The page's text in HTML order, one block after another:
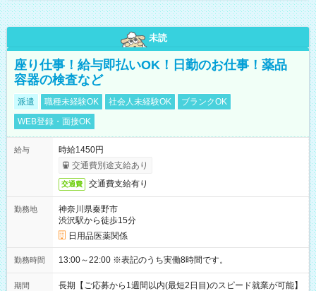
未読
座り仕事！給与即払いOK！日勤のお仕事！薬品
容器の検査など
派遣 職種未経験OK 社会人未経験OK
ブランクOK
WEB登録・面接OK
給与
時給1450円
交通費別途支給あり
交通費 交通費支給有り
勤務地
神奈川県秦野市
渋沢駅から徒歩15分
日用品医薬関係
勤務時間 13:00～22:00 ※表記のうち実働8時間です。
期間
長期【ご応募から1週間以内(最短2日目)のスピード就業が可能】